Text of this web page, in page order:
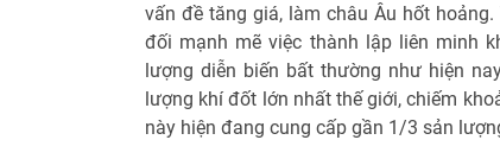
vấn đề tăng giá, làm châu Âu hốt
đối mạnh mẽ việc thành lập liên minh
lượng diễn biến bất thường như hiện
lượng khí đốt lớn nhất thế giới, chiếm
này hiện đang cung cấp gần 1/3 sản